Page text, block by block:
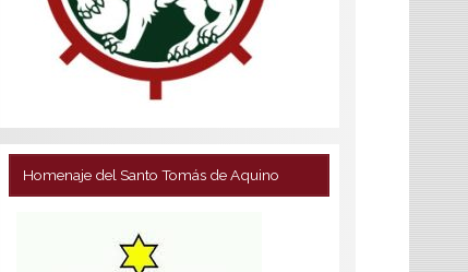
Homenaje del Santo Tomás de Aquino